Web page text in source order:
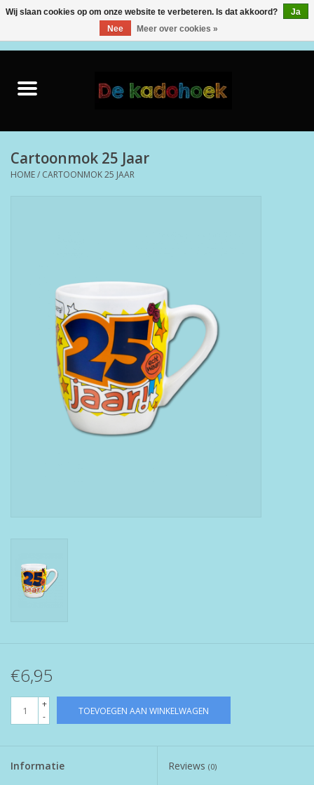
Back to School
Puzzels & Spellen
Feest
Cartoonmok 25 Jaar
HOME/ CARTOONMOK 25 JAAR
€6,95
+
-
TOEVOEGEN AAN WINKELWAGEN
Informatie Reviews (0)
Wij slaan cookies op om onze website te verbeteren. Is dat akkoord?
Ja
Nee
Meer over cookies »